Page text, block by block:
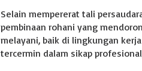
a
n
Selain mempererat tali
pembinaan rohani yang
melayani, baik di lingkungan
tercermin dalam sikap